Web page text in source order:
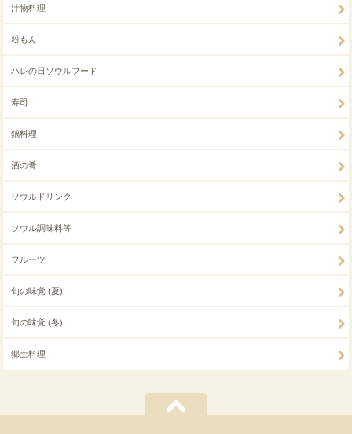
汁物料理
粉もん
ハレの日ソウルフード
寿司
鍋料理
酒の肴
ソウルドリンク
ソウル調味料等
フルーツ
旬の味覚 (夏)
旬の味覚 (冬)
郷土料理